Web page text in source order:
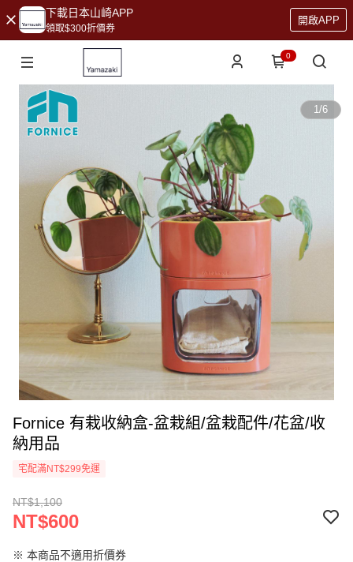
下載日本山崎APP
領取$300折價券
開啟APP
0
1/6
Fornice 有栽收納盒-盆栽組/盆栽配件/花盆/收
納用品
宅配滿NT$299免運
NT$1,100
NT$600
※ 本商品不適用折價券